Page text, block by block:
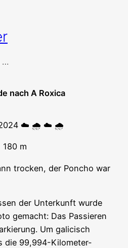
…
nach A Roxica
2024 ☁️ 🌧️ ☁️ 🌧️
m
trocken, der Poncho war
der Unterkunft wurde
gemacht: Das Passieren
Um galicisch
die 99,994-Kilometer-